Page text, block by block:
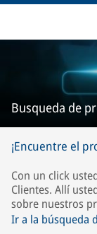
Busqueda de
¡Encuentre el
Con un click
Clientes. Allí
sobre nuestros
Ir a la búsqueda